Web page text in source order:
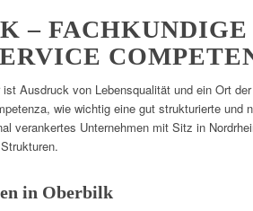
– FACHKUNDIGE
Ausdruck von Lebensqualität und ein Ort
wie wichtig eine gut strukturierte und
verankertes Unternehmen mit Sitz in
in Oberbilk